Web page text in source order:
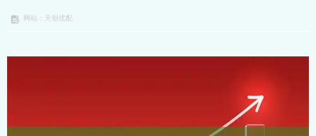
网站：天创优配